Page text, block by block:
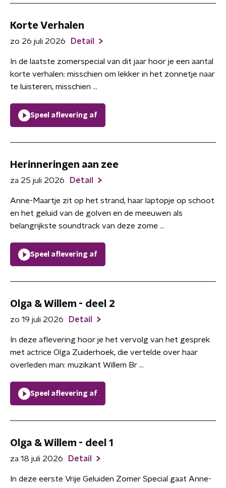
Korte Verhalen
zo 26 juli 2026 Detail
In de laatste zomerspecial van dit jaar hoor je een aantal
korte verhalen: misschien om lekker in het zonnetje naar
te luisteren, misschien ...
Speel aflevering af
Herinneringen aan zee
za 25 juli 2026 Detail
Anne-Maartje zit op het strand, haar laptopje op schoot
en het geluid van de golven en de meeuwen als
belangrijkste soundtrack van deze zome ...
Speel aflevering af
Olga & Willem - deel 2
zo 19 juli 2026 Detail
In deze aflevering hoor je het vervolg van het gesprek
met actrice Olga Zuiderhoek, die vertelde over haar
overleden man: muzikant Willem Br ...
Speel aflevering af
Olga & Willem - deel 1
za 18 juli 2026 Detail
In deze eerste Vrije Geluiden Zomer Special gaat Anne-